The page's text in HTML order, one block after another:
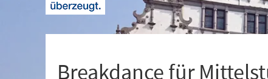
Breakdance für